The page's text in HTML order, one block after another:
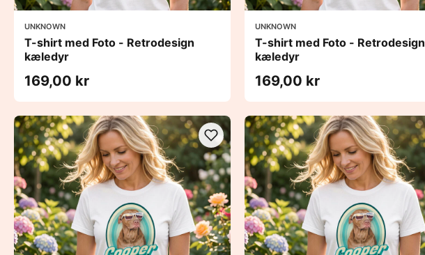
UNKNOWN
T-shirt med Foto - Retrodesign
kæledyr
169,00 kr
UNKNOWN
T-shirt med Foto - Retrodesign
kæledyr
169,00 kr